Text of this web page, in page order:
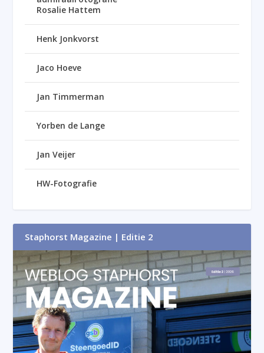
Rosalie Hattem
Henk Jonkvorst
Jaco Hoeve
Jan Timmerman
Yorben de Lange
Jan Veijer
HW-Fotografie
Staphorst Magazine | Editie 2